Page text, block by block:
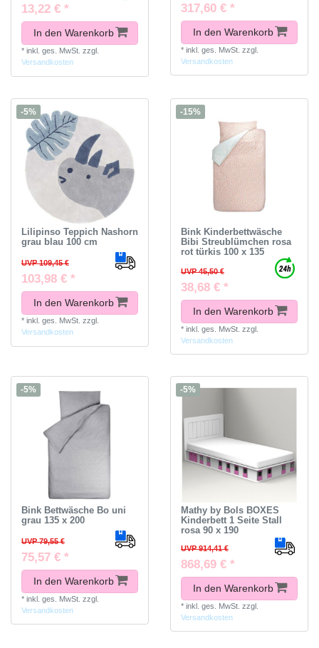
13,22 € *
In den Warenkorb
* inkl. ges. MwSt. zzgl.
Versandkosten
317,60 € *
In den Warenkorb
* inkl. ges. MwSt. zzgl.
Versandkosten
-5%
Lilipinso Teppich Nashorn
grau blau 100 cm
UVP 109,45 €
103,98 € *
In den Warenkorb
* inkl. ges. MwSt. zzgl.
Versandkosten
-15%
Bink Kinderbettwäsche
Bibi Streublümchen rosa
rot türkis 100 x 135
UVP 45,50 €
38,68 € *
In den Warenkorb
* inkl. ges. MwSt. zzgl.
Versandkosten
-5%
Bink Bettwäsche Bo uni
grau 135 x 200
UVP 79,55 €
75,57 € *
In den Warenkorb
* inkl. ges. MwSt. zzgl.
Versandkosten
-5%
Mathy by Bols BOXES
Kinderbett 1 Seite Stall
rosa 90 x 190
UVP 914,41 €
868,69 € *
In den Warenkorb
* inkl. ges. MwSt. zzgl.
Versandkosten